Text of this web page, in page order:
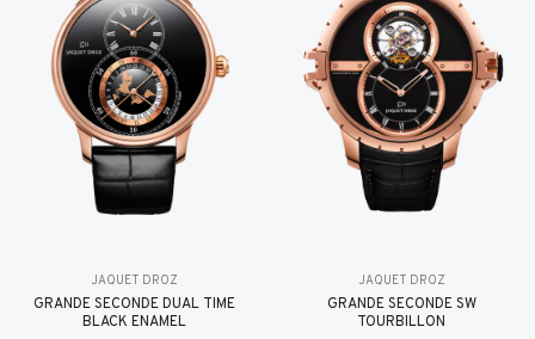
JAQUET DROZ
GRANDE SECONDE DUAL TIME
BLACK ENAMEL
JAQUET DROZ
GRANDE SECONDE SW
TOURBILLON